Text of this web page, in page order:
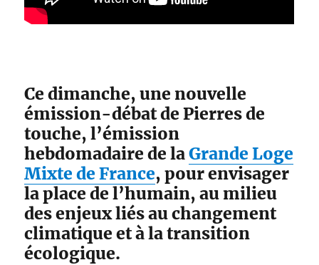
Ce dimanche, une nouvelle
émission-débat de Pierres de
touche, l’émission
hebdomadaire de laGrande Loge
Mixte de France, pour envisager
la place de l’humain, au milieu
des enjeux liés au changement
climatique et à la transition
écologique.